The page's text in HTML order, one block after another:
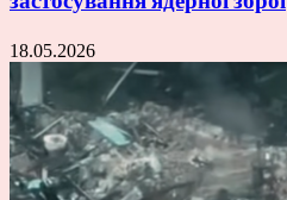
18.05.2026